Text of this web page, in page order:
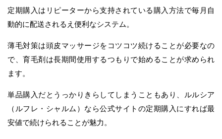
定期購入はリピーターから支持されている購入方法で毎月自
動的に配送されるえ便利なシステム。
薄毛対策は頭皮マッサージをコツコツ続けることが必要なの
で、育毛剤は長期間使用するつもりで始めることが求められ
ます。
単品購入だとうっかりきらしてしまうこともあり、ルルシア
（ルフレ・シャルム）なら公式サイトの定期購入にすれば最
安値で続けられることが魅力。